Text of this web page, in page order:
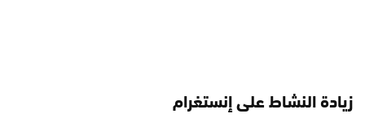
زيادة النشاط على إنستغرام